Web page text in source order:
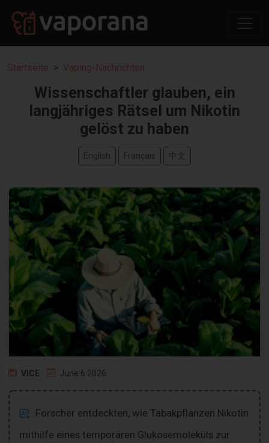
Startseite Vaping-Nachrichten
Wissenschaftler glauben, ein
langjähriges Rätsel um Nikotin
gelöst zu haben
English Français 中文
VICE June 6 2026
Forscher entdeckten, wie Tabakpflanzen Nikotin
mithilfe eines temporären Glukosemoleküls zur